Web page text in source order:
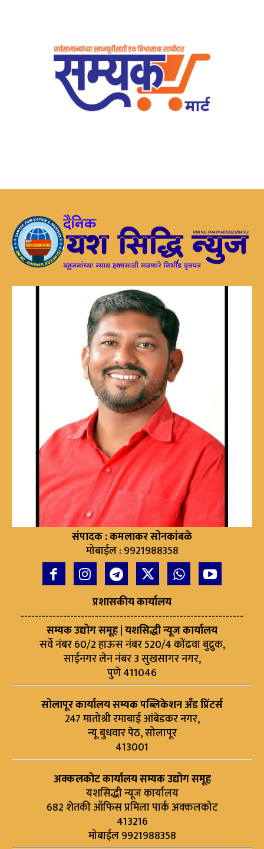
संपादक : कमलाकर सोनकांबळे
मोबाईल : 9921988358
प्रशासकीय कार्यालय
---------------------------------------------------------------
सम्यक उद्योग समूह | यशसिद्धी न्यूज कार्यालय
सर्वे नंबर 60/2 हाऊस नंबर 520/4 कोंढवा बुद्रुक,
साईनगर लेन नंबर 3 सुखसागर नगर,
पुणे 411046
सोलापूर कार्यालय सम्यक पब्लिकेशन अँड प्रिंटर्स
247 मातोश्री रमाबाई आंबेडकर नगर,
न्यू बुधवार पेठ, सोलापूर
413001
अक्कलकोट कार्यालय सम्यक उद्योग समूह
यशसिद्धी न्यूज कार्यालय
682 शेतकी ऑफिस प्रमिला पार्क अक्कलकोट
413216
मोबाईल 9921988358